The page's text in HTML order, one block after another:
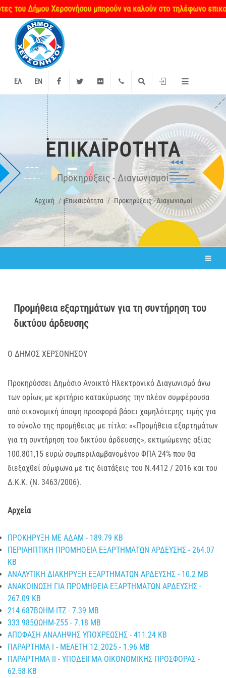
Δήμου Χερσονήσου μπορούν να καλούν στο τηλέφωνο
ΕΛ EN FacebookTwitter Flickr +2897 340000Αναζήτηση
Είσοδος
ΕΠΙΚΑΙΡΌΤΗΤΑ
Προκηρύξεις - Διαγωνισμοί
Αρχική Επικαιρότητα Προκηρύξεις - Διαγωνισμοί
Προμήθεια εξαρτημάτων για τη συντήρηση του
δικτύου άρδευσης
Ο ΔΗΜΟΣ ΧΕΡΣΟΝΗΣΟΥ
Προκηρύσσει Δημόσιο Ανοικτό Ηλεκτρονικό Διαγωνισμό άνω
των ορίων, με κριτήριο κατακύρωσης την πλέον συμφέρουσα
από οικονομική άποψη προσφορά βάσει χαμηλότερης τιμής για
το σύνολο της προμήθειας με τίτλο: ««Προμήθεια εξαρτημάτων
για τη συντήρηση του δικτύου άρδευσης», εκτιμώμενης αξίας
100.801,15 ευρώ συμπεριλαμβανομένου ΦΠΑ 24% που θα
διεξαχθεί σύμφωνα με τις διατάξεις του Ν.4412 / 2016 και του
Δ.Κ.Κ. (Ν. 3463/2006).
Αρχεία
ΠΡΟΚΗΡΥΞΗ ΜΕ ΑΔΑΜ - 189.79 KB
ΠΕΡΙΛΗΠΤΙΚΗ ΠΡΟΜΗΘΕΙΑ ΕΞΑΡΤΗΜΑΤΩΝ ΑΡΔΕΥΣΗΣ - 264.07
KB
ΑΝΑΛΥΤΙΚΗ ΔΙΑΚΗΡΥΞΗ ΕΞΑΡΤΗΜΑΤΩΝ ΑΡΔΕΥΣΗΣ - 10.2 MB
ΑΝΑΚΟΙΝΩΣΗ ΓΙΑ ΠΡΟΜΗΘΕΙΑ ΕΞΑΡΤΗΜΑΤΩΝ ΑΡΔΕΥΣΗΣ -
267.09 KB
214 687ΒΩΗΜ-ΙΤΖ - 7.39 MB
333 985ΩΩΗΜ-Ζ55 - 7.18 MB
ΑΠΟΦΑΣΗ ΑΝΑΛΗΨΗΣ ΥΠΟΧΡΕΩΣΗΣ - 411.24 KB
ΠΑΡΑΡΤΗΜΑ Ι - ΜΕΛΕΤΗ 12_2025 - 1.96 MB
ΠΑΡΑΡΤΗΜΑ ΙΙ - ΥΠΟΔΕΙΓΜΑ ΟΙΚΟΝΟΜΙΚΗΣ ΠΡΟΣΦΟΡΑΣ -
62.58 KB